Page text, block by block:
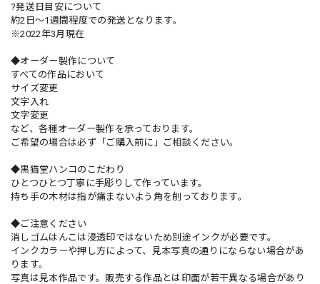
?発送日目安について
約2日〜1週間程度での発送となります。
※2022年3月現在
◆オーダー製作について
すべての作品において
サイズ変更
文字入れ
文字変更
など、各種オーダー製作を承っております。
ご希望の場合は必ず「ご購入前に」ご相談ください。
◆黒猫堂ハンコのこだわり
ひとつひとつ丁寧に手彫りして作っています。
持ち手の木材は指が痛まないよう角を削っております。
◆ご注意ください
消しゴムはんこは浸透印ではないため別途インクが必要です。
インクカラーや押し方によって、見本写真の通りにならない場合があ
ります。
写真は見本作品です。販売する作品とは印面が若干異なる場合があり